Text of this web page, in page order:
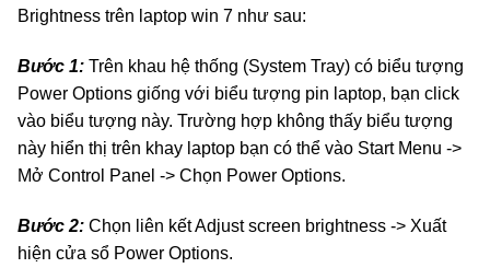
Brightness trên laptop win 7 như sau:
Bước 1: Trên khau hệ thống (System Tray) có biểu tượng
Power Options giống với biểu tượng pin laptop, bạn click
vào biểu tượng này. Trường hợp không thấy biểu tượng
này hiển thị trên khay laptop bạn có thể vào Start Menu ->
Mở Control Panel -> Chọn Power Options.
Bước 2: Chọn liên kết Adjust screen brightness -> Xuất
hiện cửa sổ Power Options.